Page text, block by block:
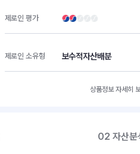
제로인 평가
제로인 소유형 보수적자산배분
상품정보 자세히
02 자산분